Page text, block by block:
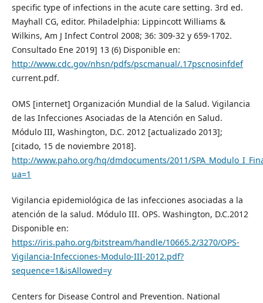
specific type of infections in the acute care setting. 3rd ed.
Mayhall CG, editor. Philadelphia: Lippincott Williams &
Wilkins, Am J Infect Control 2008; 36: 309-32 y 659-1702.
Consultado Ene 2019] 13 (6) Disponible en:
http://www.cdc.gov/nhsn/pdfs/pscmanual/.17pscnosinfdef
current.pdf.
OMS [internet] Organización Mundial de la Salud. Vigilancia
de las Infecciones Asociadas de la Atención en Salud.
Módulo III, Washington, D.C. 2012 [actualizado 2013];
[citado, 15 de noviembre 2018].
http://www.paho.org/hq/dmdocuments/2011/
ua=1
Vigilancia epidemiológica de las infecciones asociadas a la
atención de la salud. Módulo III. OPS. Washington, D.C.2012
Disponible en:
https://iris.paho.org/bitstream/handle/10665.2/3270/OPS-
Vigilancia-Infecciones-Modulo-III-2012.pdf?
sequence=1&isAllowed=y
Centers for Disease Control and Prevention. National